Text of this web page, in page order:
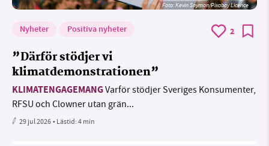
Foto:Kevin Snyman/Pixabay Licence
Nyheter Positiva nyheter 2
”Därför stödjer vi
klimatdemonstrationen”
KLIMATENGAGEMANGVarför stödjer Sveriges Konsumenter,
RFSU och Clowner utan grän...
29 jul 2026• Lästid:4 min